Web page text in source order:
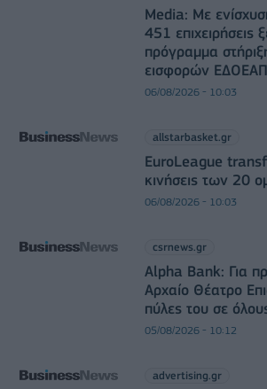
Media: Με
451 επιχειρήσεις
πρόγραμμα
εισφορών ΕΔΟΕΑΠ
06/08/2026 - 10:03
allstarbasket.gr
EuroLeague
κινήσεις των 20
06/08/2026 - 10:03
csrnews.gr
Alpha Bank: Για
Αρχαίο Θέατρο
πύλες του σε
05/08/2026 - 10:12
advertising.gr